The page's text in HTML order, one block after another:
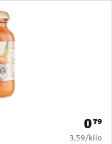
Prijs:
079
€ 3,59 per
3,59/kilo